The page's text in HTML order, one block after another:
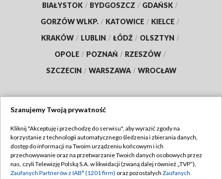
BIAŁYSTOK / BYDGOSZCZ / GDAŃSK /
GORZÓW WLKP. / KATOWICE / KIELCE /
KRAKÓW / LUBLIN / ŁÓDŹ / OLSZTYN /
OPOLE / POZNAŃ / RZESZÓW /
SZCZECIN / WARSZAWA / WROCŁAW
TVP
Abonament TVP
Emisja w TVP
Regulamin TVP
Polityka prywatności
Szanujemy Twoją prywatność
Kliknij "Akceptuję i przechodzę do serwisu", aby wyrazić zgody na
korzystanie z technologii automatycznego śledzenia i zbierania danych,
dostęp do informacji na Twoim urządzeniu końcowym i ich
przechowywanie oraz na przetwarzanie Twoich danych osobowych przez
nas, czyli Telewizję Polską S.A. w likwidacji (zwaną dalej również „TVP”),
Zaufanych Partnerów z IAB* (1201 firm) oraz pozostałych Zaufanych